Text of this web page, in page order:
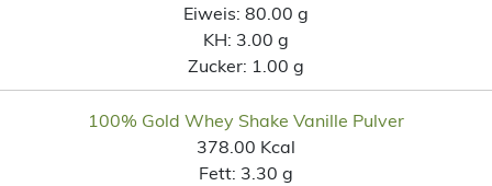
Eiweis: 80.00 g
KH: 3.00 g
Zucker: 1.00 g
100% Gold Whey Shake Vanille Pulver
378.00 Kcal
Fett: 3.30 g